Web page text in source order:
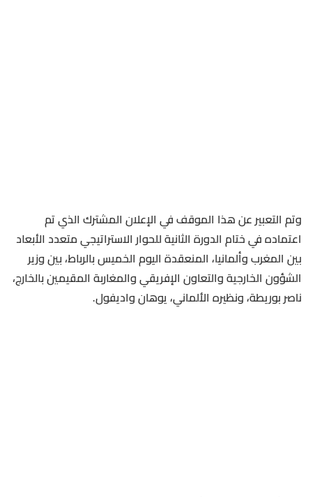
وتم التعبير عن هذا الموقف في الإعلان المشترك الذي تم
اعتماده في ختام الدورة الثانية للحوار الاستراتيجي متعدد الأبعاد
بين المغرب وألمانيا، المنعقدة اليوم الخميس بالرباط، بين وزير
الشؤون الخارجية والتعاون الإفريقي والمغاربة المقيمين بالخارج،
ناصر بوريطة، ونظيره الألماني، يوهان واديفول.